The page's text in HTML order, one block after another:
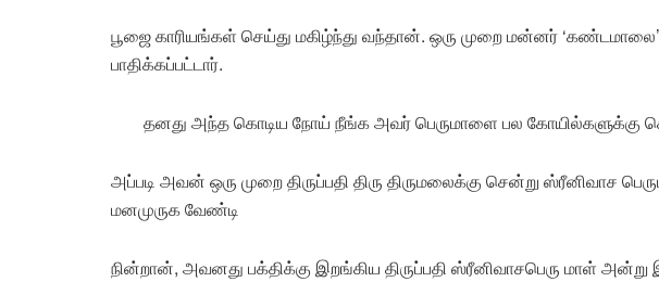
பூஜை காரியங்கள் செய்து மகிழ்ந்து வந்தான். ஒரு முறை மன்னர்
பாதிக்கப்பட்டார்.
தனது அந்த கொடிய நோய் நீங்க அவர் பெருமாளை பல கோயில்களுக்கு
அப்படி அவன் ஒரு முறை திருப்பதி திரு திருமலைக்கு சென்று ஸ்ரீனிவாச
மனமுருக வேண்டி
நின்றான், அவனது பக்திக்கு இறங்கிய திருப்பதி ஸ்ரீனிவாசபெரு மாள்